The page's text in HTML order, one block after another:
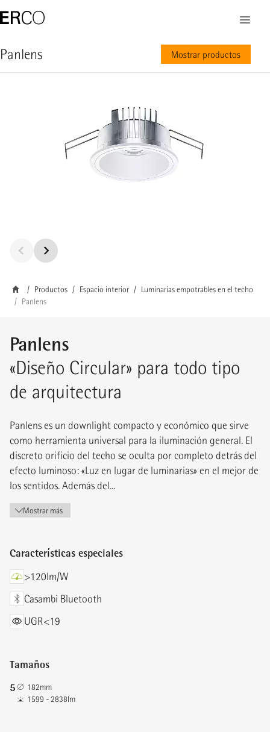
Panlens Mostrar productos
Productos Espacio interior
Luminarias empotrables en el techo
Panlens
Panlens
«Diseño Circular» para todo tipo
de arquitectura
Panlens es un downlight compacto y económico que sirve
como herramienta universal para la iluminación general. El
discreto orificio del techo se oculta por completo detrás del
efecto luminoso: «Luz en lugar de luminarias» en el mejor de
los sentidos. Además del...
Mostrar más
Características especiales
>120lm/W
Casambi Bluetooth
UGR<19
Tamaños
5
182mm
1599 - 2838lm